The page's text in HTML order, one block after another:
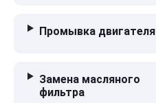
Промывка двигателя
Замена масляного
фильтра